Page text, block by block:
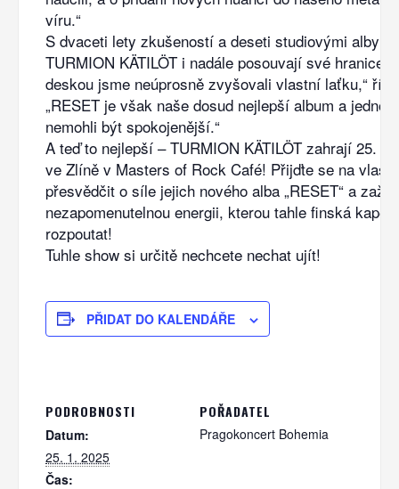
víru.“
S dvaceti lety zkušeností a deseti studiovými alby
TURMION KÄTILÖT i nadále posouvají své hranice.
deskou jsme neúprosně zvyšovali vlastní laťku,“
„RESET je však naše dosud nejlepší album a
nemohli být spokojenější.“
A teď to nejlepší – TURMION KÄTILÖT zahrají 25.
ve Zlíně v Masters of Rock Café! Přijďte se na
přesvědčit o síle jejich nového alba „RESET“ a zažít
nezapomenutelnou energii, kterou tahle finská
rozpoutat!
Tuhle show si určitě nechcete nechat ujít!
PŘIDAT DO KALENDÁŘE
PODROBNOSTI
Datum:
25. 1. 2025
Čas:
POŘADATEL
Pragokoncert Bohemia